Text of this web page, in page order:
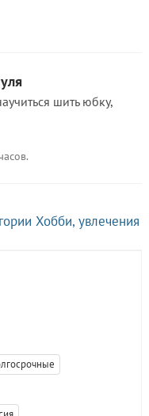
шить юбку,
Хобби, увлечения